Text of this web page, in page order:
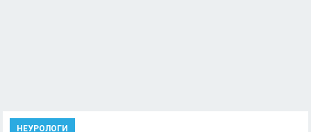
НЕУРОЛОГИ